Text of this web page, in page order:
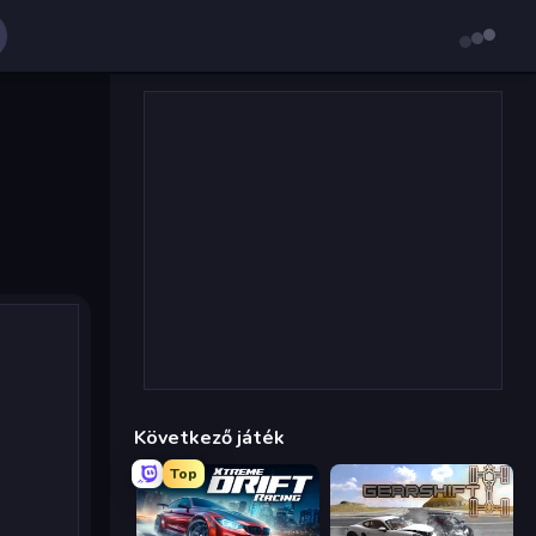
Következő játék
Top